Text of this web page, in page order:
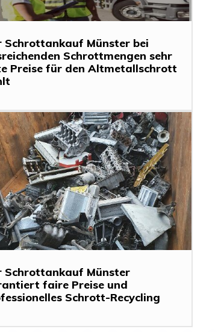
Schrottankauf Münster bei
Schrottmengen sehr
Preise für den Altmetallschrott
Schrottankauf Münster
faire Preise und
Schrott-Recycling